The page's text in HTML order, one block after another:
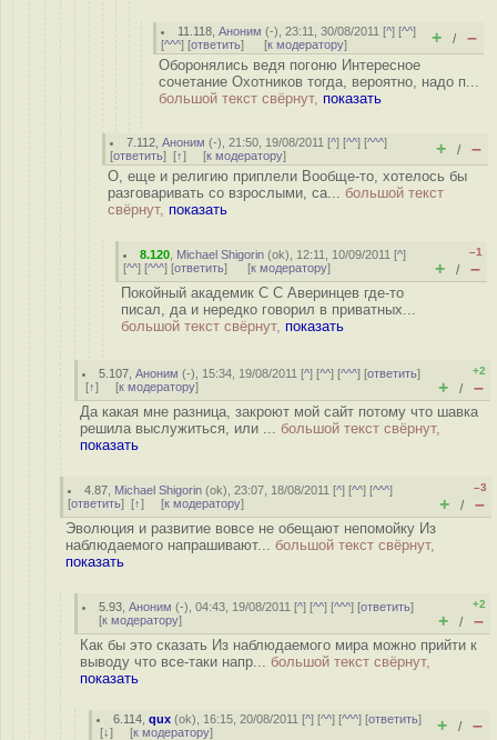
11.118 ,Аноним (-), 23:11, 30/08/2011 [^] [^^]
[^^^] [ответить] [к модератору] + / –
Оборонялись ведя погоню Интересное
сочетание Охотников тогда, вероятно, надо п...
большой текст свёрнут, показать
7.112 ,Аноним (-), 21:50, 19/08/2011 [^] [^^] [^^^]
[ответить] [↑] [к модератору] + / –
О, еще и религию приплели Вообще-то, хотелось бы
разговаривать со взрослыми, са... большой текст
свёрнут, показать
8.120 Michael Shigorin (ok), 12:11, 10/09/2011 [^]
[^^] [^^^] [ответить] [к модератору]
–1
+ / –
Покойный академик С С Аверинцев где-то
писал, да и нередко говорил в приватных...
большой текст свёрнут, показать
5.107 ,Аноним (-), 15:34, 19/08/2011 [^] [^^] [^^^] [ответить]
[↑] [к модератору]
+2
+ / –
Да какая мне разница, закроют мой сайт потому что шавка
решила выслужиться, или ... большой текст свёрнут,
показать
4.87 Michael Shigorin (ok), 23:07, 18/08/2011 [^] [^^] [^^^]
[ответить] [↑] [к модератору]
–3
+ / –
Эволюция и развитие вовсе не обещают непомойку Из
наблюдаемого напрашивают... большой текст свёрнут,
показать
5.93 ,Аноним (-), 04:43, 19/08/2011 [^] [^^] [^^^] [ответить]
[к модератору]
+2
+ / –
Как бы это сказать Из наблюдаемого мира можно прийти к
выводу что все-таки напр... большой текст свёрнут,
показать
6.114 ,qux (ok), 16:15, 20/08/2011 [^] [^^] [^^^] [ответить]
[↓] [к модератору] + / –